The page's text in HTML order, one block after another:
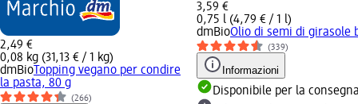
2,49 €
0,08 kg (31,13 € / 1 kg)
dmBioTopping vegano per condire
la pasta, 80 g
(266)
3,59 €
0,75 l (4,79 € / 1 l)
dmBioOlio di semi di girasole
(339)
Informazioni
Disponibile per la